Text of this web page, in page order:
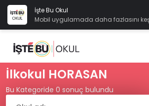
İşte Bu Okul
Mobil uygulamada daha fazlasını
İlkokul HORASAN
Bu Kategoride 0 sonuç bulundu